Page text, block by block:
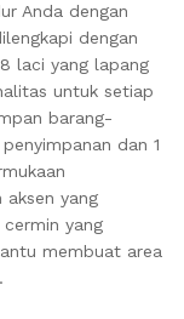
Anda dengan
dengan
laci yang lapang
untuk setiap
barang-
dan 1
aksen yang
yang
membuat area